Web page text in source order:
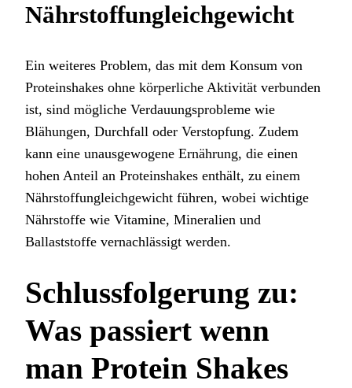
Nährstoffungleichgewicht
Ein weiteres Problem, das mit dem Konsum von
Proteinshakes ohne körperliche Aktivität verbunden
ist, sind mögliche Verdauungsprobleme wie
Blähungen, Durchfall oder Verstopfung. Zudem
kann eine unausgewogene Ernährung, die einen
hohen Anteil an Proteinshakes enthält, zu einem
Nährstoffungleichgewicht führen, wobei wichtige
Nährstoffe wie Vitamine, Mineralien und
Ballaststoffe vernachlässigt werden.
Schlussfolgerung zu:
Was passiert wenn
man Protein Shakes